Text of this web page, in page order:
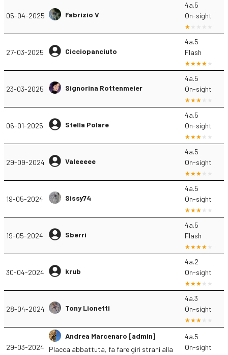
05-04-2025 Fabrizio V
4a.5
On-sight
27-03-2025 Cicciopanciuto
4a.5
Flash
23-03-2025 Signorina Rottenmeier
4a.5
On-sight
06-01-2025 Stella Polare
4a.5
On-sight
29-09-2024 Valeeeee
4a.5
On-sight
19-05-2024 Sissy74
4a.5
On-sight
19-05-2024 Sberri
4a.5
Flash
30-04-2024 krub
4a.2
On-sight
28-04-2024 Tony Lionetti
4a.3
On-sight
29-03-2024
Andrea Marcenaro [admin]
Placca abbattuta, fa fare giri strani alla
4a.5
On-sight